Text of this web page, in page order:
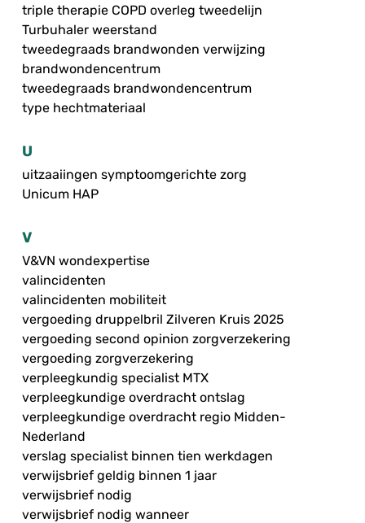
triple therapie COPD overleg tweedelijn
Turbuhaler weerstand
tweedegraads brandwonden verwijzing
brandwondencentrum
tweedegraads brandwondencentrum
type hechtmateriaal
U
uitzaaiingen symptoomgerichte zorg
Unicum HAP
V
V&VN wondexpertise
valincidenten
valincidenten mobiliteit
vergoeding druppelbril Zilveren Kruis 2025
vergoeding second opinion zorgverzekering
vergoeding zorgverzekering
verpleegkundig specialist MTX
verpleegkundige overdracht ontslag
verpleegkundige overdracht regio Midden-
Nederland
verslag specialist binnen tien werkdagen
verwijsbrief geldig binnen 1 jaar
verwijsbrief nodig
verwijsbrief nodig wanneer